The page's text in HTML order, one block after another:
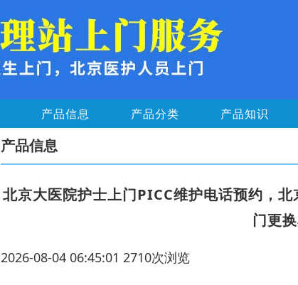
产品信息 产品分类 产品知识
产品信息
北京大医院护士上门PICC维护电话预约，
门更
2026-08-04 06:45:01 2710次浏览